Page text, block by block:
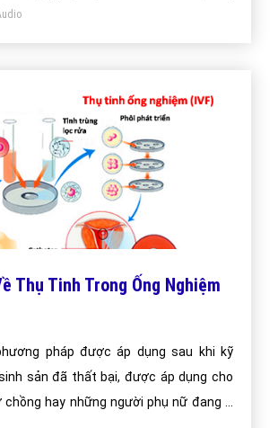
Thụ Tinh Trong Ống Nghiệm
pháp được áp dụng sau khi kỹ
sản đã thất bại, được áp dụng cho
hay những người phụ nữ đang ở